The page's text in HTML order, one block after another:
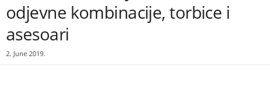
odjevne kombinacije, torbice i
asesoari
2. June 2019.